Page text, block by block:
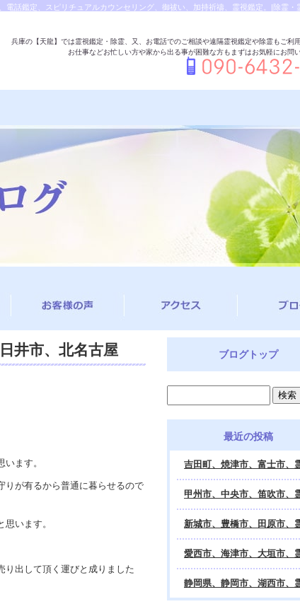
話鑑定、スピリチュアルカウンセリング、御祓い、加持祈禱、霊視鑑定。|除霊・
兵庫の【天龍】では霊視鑑定・除霊、又、お電話でのご相談や遠隔霊視鑑定や除霊もご利
お仕事などお忙しい方や家から出る事が困難な方もまずはお気軽にお問
井市、北名古屋
ます。
りが有るから普通に暮らせるので
います。
り出して頂く運びと成りました
ブログトップ
最近の投稿